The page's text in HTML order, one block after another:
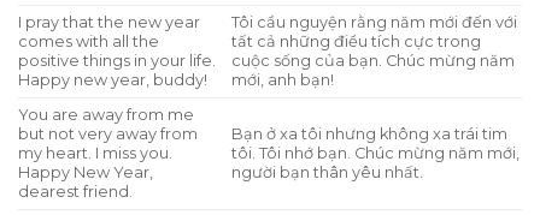
I pray that the new year
comes with all the
positive things in your life.
Happy new year, buddy!
Tôi cầu nguyện rằng năm mới đến với
tất cả những điều tích cực trong
cuộc sống của bạn. Chúc mừng năm
mới, anh bạn!
You are away from me
but not very away from
my heart. I miss you.
Happy New Year,
dearest friend.
Bạn ở xa tôi nhưng không xa trái tim
tôi. Tôi nhớ bạn. Chúc mừng năm mới,
người bạn thân yêu nhất.